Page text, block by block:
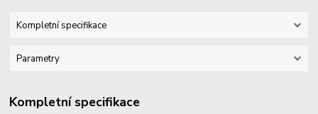
Kompletní specifikace
Parametry
Kompletní specifikace